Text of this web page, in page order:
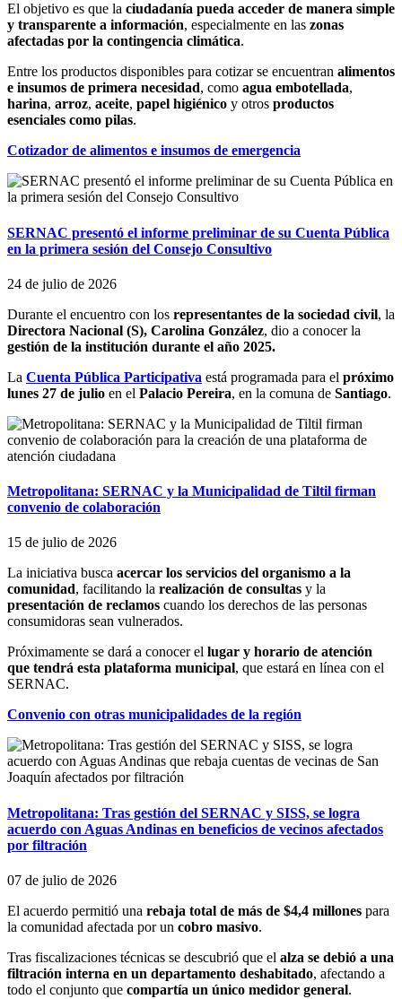
El objetivo es que la ciudadanía pueda acceder de manera simple
y transparente a información, especialmente en las zonas
afectadas por la contingencia climática.
Entre los productos disponibles para cotizar se encuentran alimentos
e insumos de primera necesidad, como agua embotellada,
harina, arroz, aceite, papel higiénico y otros productos
esenciales como pilas.
Cotizador de alimentos e insumos de emergencia
SERNAC presentó el informe preliminar de su Cuenta Pública
en la primera sesión del Consejo Consultivo
24 de julio de 2026
Durante el encuentro con los representantes de la sociedad civil, la
Directora Nacional (S), Carolina González, dio a conocer la
gestión de la institución durante el año 2025.
La Cuenta Pública Participativa está programada para el próximo
lunes 27 de julio en el Palacio Pereira, en la comuna de Santiago.
Metropolitana: SERNAC y la Municipalidad de Tiltil firman
convenio de colaboración
15 de julio de 2026
La iniciativa busca acercar los servicios del organismo a la
comunidad, facilitando la realización de consultas y la
presentación de reclamos cuando los derechos de las personas
consumidoras sean vulnerados.
Próximamente se dará a conocer el lugar y horario de atención
que tendrá esta plataforma municipal, que estará en línea con el
SERNAC.
Convenio con otras municipalidades de la región
Metropolitana: Tras gestión del SERNAC y SISS, se logra
acuerdo con Aguas Andinas en beneficios de vecinos afectados
por filtración
07 de julio de 2026
El acuerdo permitió una rebaja total de más de $4,4 millones para
la comunidad afectada por un cobro masivo.
Tras fiscalizaciones técnicas se descubrió que el alza se debió a una
filtración interna en un departamento deshabitado, afectando a
todo el conjunto que compartía un único medidor general.